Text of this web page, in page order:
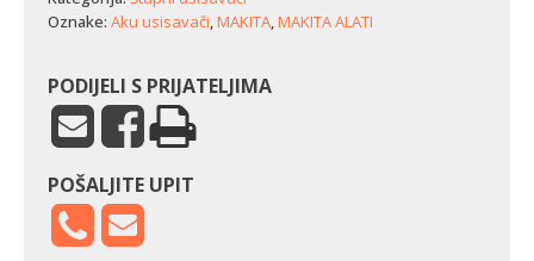
Oznake: Aku usisavači,MAKITA,MAKITA ALATI
PODIJELI S PRIJATELJIMA
POŠALJITE UPIT